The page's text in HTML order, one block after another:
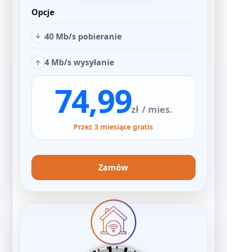
Opcje
40 Mb/s pobieranie
4 Mb/s wysyłanie
74,99zł / mies.
Przez 3 miesiące gratis
Zamów